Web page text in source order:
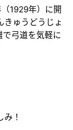
1929年）に開
きゅうどうじょ
で弓道を気軽に
！